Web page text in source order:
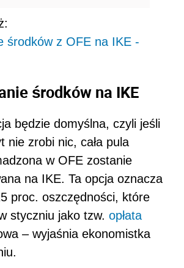
środków z OFE na IKE -
środków na IKE
będzie domyślna, czyli jeśli
nie zrobi nic, cała pula
w OFE zostanie
na IKE. Ta opcja oznacza
proc. oszczędności, które
styczniu jako tzw. opłata
– ­wyjaśnia ekonomistka